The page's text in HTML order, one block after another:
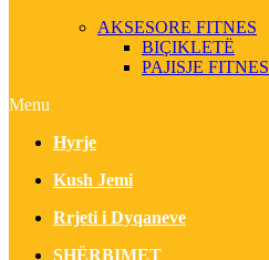
AKSESORE FITNES
BIÇIKLETË
PAJISJE FITNES
Menu
Hyrje
Kush Jemi
Rrjeti i Dyqaneve
SHËRBIMET